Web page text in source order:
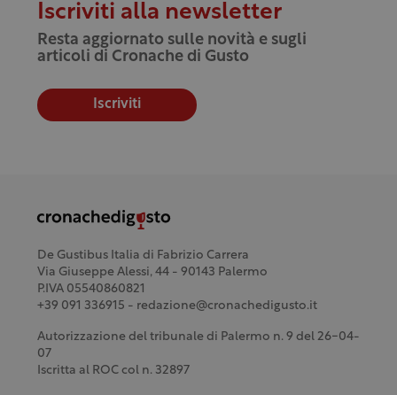
Iscriviti alla newsletter
Resta aggiornato sulle novità e sugli
articoli di Cronache di Gusto
Iscriviti
De Gustibus Italia di Fabrizio Carrera
Via Giuseppe Alessi, 44 - 90143 Palermo
P.IVA 05540860821
+39 091 336915 - redazione@cronachedigusto.it
Autorizzazione del tribunale di Palermo n. 9 del 26-04-
07
Iscritta al ROC col n. 32897